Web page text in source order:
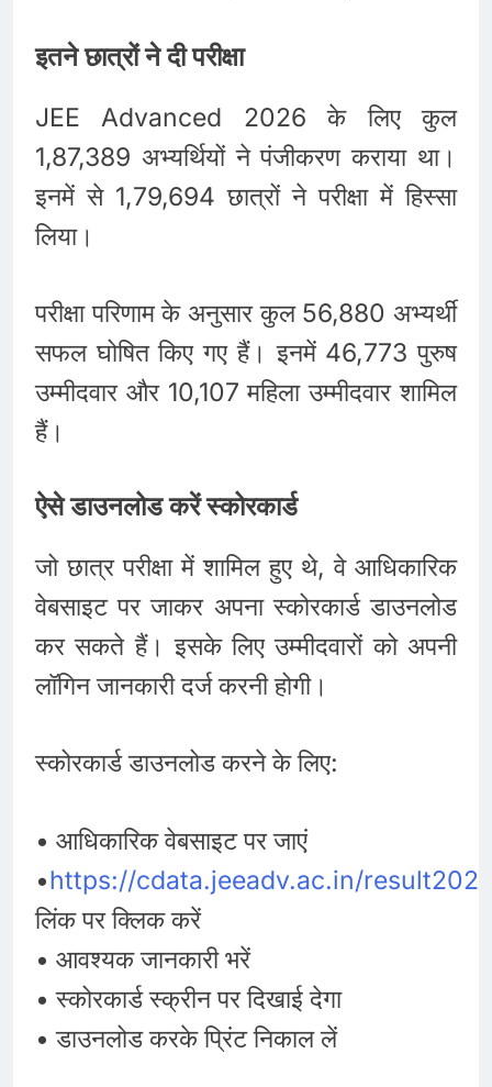
इतने छात्रों ने दी परीक्षा
JEE Advanced 2026 के लिए कुल
1,87,389 अभ्यर्थियों ने पंजीकरण कराया था।
इनमें से 1,79,694 छात्रों ने परीक्षा में हिस्सा
लिया।
परीक्षा परिणाम के अनुसार कुल 56,880 अभ्यर्थी
सफल घोषित किए गए हैं। इनमें 46,773 पुरुष
उम्मीदवार और 10,107 महिला उम्मीदवार शामिल
हैं।
ऐसे डाउनलोड करें स्कोरकार्ड
जो छात्र परीक्षा में शामिल हुए थे, वे आधिकारिक
वेबसाइट पर जाकर अपना स्कोरकार्ड डाउनलोड
कर सकते हैं। इसके लिए उम्मीदवारों को अपनी
लॉगिन जानकारी दर्ज करनी होगी।
स्कोरकार्ड डाउनलोड करने के लिए:
• आधिकारिक वेबसाइट पर जाएं
•https://cdata.jeeadv.ac.in/
लिंक पर क्लिक करें
• आवश्यक जानकारी भरें
• स्कोरकार्ड स्क्रीन पर दिखाई देगा
• डाउनलोड करके प्रिंट निकाल लें